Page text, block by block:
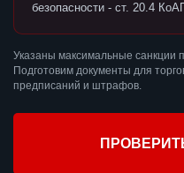
безопасности - ст. 20.4
Указаны максимальные
Подготовим документы для
предписаний и штрафов.